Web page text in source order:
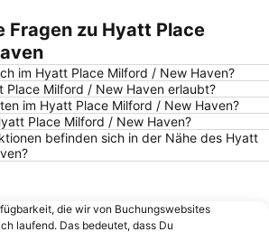
Fragen zu Hyatt Place
im Hyatt Place Milford / New Haven?
Place Milford / New Haven erlaubt?
im Hyatt Place Milford / New Haven?
Place Milford / New Haven?
befinden sich in der Nähe des Hyatt
die wir von Buchungswebsites
laufend. Das bedeutet, dass Du